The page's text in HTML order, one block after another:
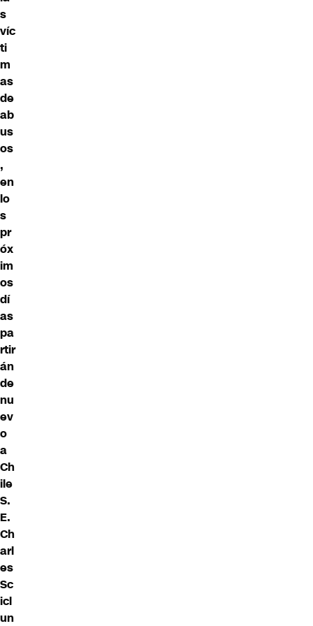
s
víc
ti
m
as
de
ab
us
os
,
en
lo
s
pr
óx
im
os
dí
as
pa
rtir
án
de
nu
ev
o
a
Ch
ile
S.
E.
Ch
arl
es
Sc
icl
un